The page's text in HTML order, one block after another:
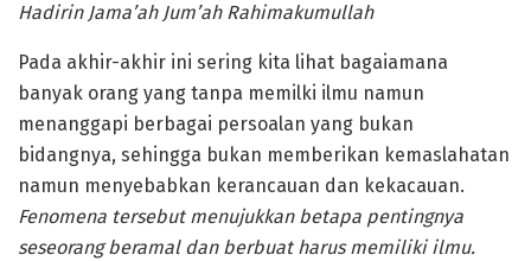
Hadirin Jama’ah Jum’ah Rahimakumullah
Pada akhir-akhir ini sering kita lihat bagaiamana
banyak orang yang tanpa memilki ilmu namun
menanggapi berbagai persoalan yang bukan
bidangnya, sehingga bukan memberikan kemaslahatan
namun menyebabkan kerancauan dan kekacauan.
Fenomena tersebut menujukkan betapa pentingnya
seseorang beramal dan berbuat harus memiliki ilmu.